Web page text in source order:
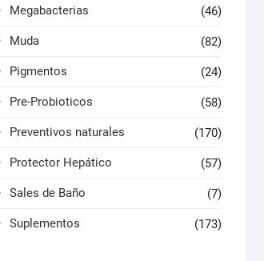
Megabacterias (46)
Muda (82)
Pigmentos (24)
Pre-Probioticos (58)
Preventivos naturales (170)
Protector Hepático (57)
Sales de Baño (7)
Suplementos (173)